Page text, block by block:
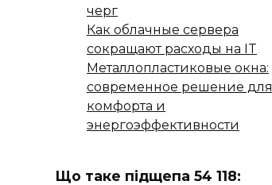
черг
Как облачные сервера
сокращают расходы на IT
Металлопластиковые окна:
современное решение для
комфорта и
энергоэффективности
Що таке підщепа 54 118: